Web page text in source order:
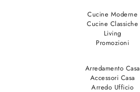
Cucine Moderne
Cucine Classiche
Living
Promozioni
Arredamento Casa
Accessori Casa
Arredo Ufficio